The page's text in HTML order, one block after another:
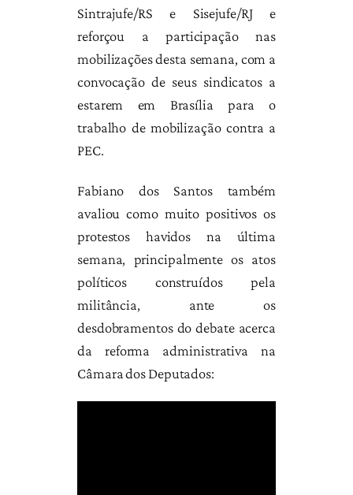
Sintrajufe/RS e Sisejufe/RJ e
reforçou a participação nas
mobilizações desta semana, com a
convocação de seus sindicatos a
estarem em Brasília para o
trabalho de mobilização contra a
PEC.
Fabiano dos Santos também
avaliou como muito positivos os
protestos havidos na última
semana, principalmente os atos
políticos construídos pela
militância, ante os
desdobramentos do debate acerca
da reforma administrativa na
Câmara dos Deputados: